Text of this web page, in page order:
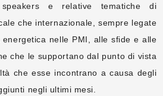
speakers e relative tematiche di
che internazionale, sempre legate
energetica nelle PMI, alle sfide e alle
che le supportano dal punto di vista
che esse incontrano a causa degli
negli ultimi mesi.